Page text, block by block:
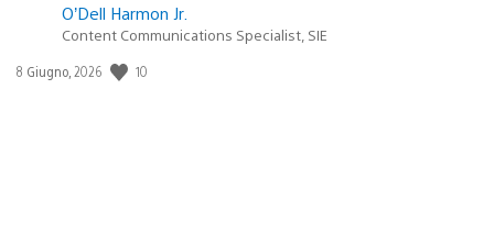
O’Dell Harmon Jr.
Content Communications Specialist, SIE
Data
8 Giugno, 2026 10